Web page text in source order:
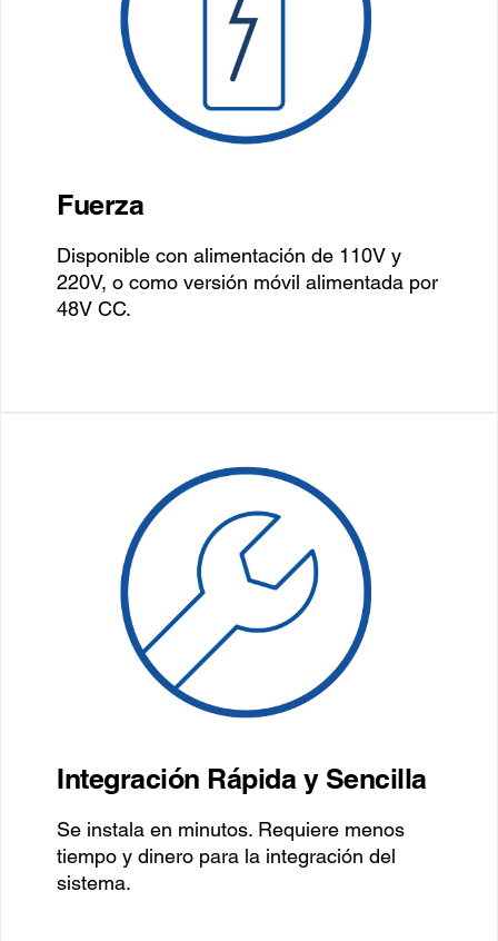
Fuerza
Disponible con alimentación de 110V y
220V, o como versión móvil alimentada por
48V CC.
Integración Rápida y Sencilla
Se instala en minutos. Requiere menos
tiempo y dinero para la integración del
sistema.